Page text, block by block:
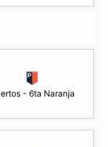
- 6ta Naranja